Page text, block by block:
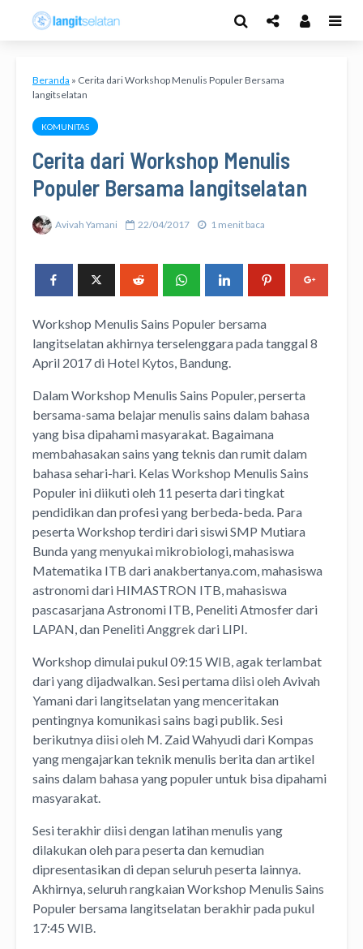
Beranda » Cerita dari Workshop Menulis Populer Bersama
langitselatan
KOMUNITAS
Cerita dari Workshop Menulis
Populer Bersama langitselatan
Avivah Yamani 22/04/2017 1 menit baca
Workshop Menulis Sains Populer bersama
langitselatan akhirnya terselenggara pada tanggal 8
April 2017 di Hotel Kytos, Bandung.
Dalam Workshop Menulis Sains Populer, perserta
bersama-sama belajar menulis sains dalam bahasa
yang bisa dipahami masyarakat. Bagaimana
membahasakan sains yang teknis dan rumit dalam
bahasa sehari-hari. Kelas Workshop Menulis Sains
Populer ini diikuti oleh 11 peserta dari tingkat
pendidikan dan profesi yang berbeda-beda. Para
peserta Workshop terdiri dari siswi SMP Mutiara
Bunda yang menyukai mikrobiologi, mahasiswa
Matematika ITB dari anakbertanya.com, mahasiswa
astronomi dari HIMASTRON ITB, mahasiswa
pascasarjana Astronomi ITB, Peneliti Atmosfer dari
LAPAN, dan Peneliti Anggrek dari LIPI.
Workshop dimulai pukul 09:15 WIB, agak terlambat
dari yang dijadwalkan. Sesi pertama diisi oleh Avivah
Yamani dari langitselatan yang menceritakan
pentingnya komunikasi sains bagi publik. Sesi
berikutnya diisi oleh M. Zaid Wahyudi dari Kompas
yang mengajarkan teknik menulis berita dan artikel
sains dalam bahasa yang populer untuk bisa dipahami
masyarakat.
Sesi terakhir diisi dengan latihan menulis yang
dilakukan oleh para peserta dan kemudian
dipresentasikan di depan seluruh peserta lainnya.
Akhirnya, seluruh rangkaian Workshop Menulis Sains
Populer bersama langitselatan berakhir pada pukul
17:45 WIB.